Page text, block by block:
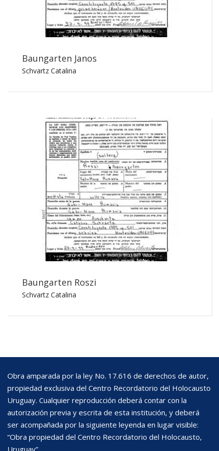
Baungarten Janos
Schvartz Catalina
Baungarten Roszi
Schvartz Catalina
Obra amparada por la ley No. 17.616 de derechos de autor,
propiedad exclusiva del Centro Recordatorio del Holocausto
Uruguay. Cualquier reproducción deberá contar con la
autorización previa y escrita de esta institución, y deberá
ser acompañada por la siguiente leyenda en lugar visible:
“Obra propiedad del Centro Recordatorio del Holocausto,
Uruguay”.